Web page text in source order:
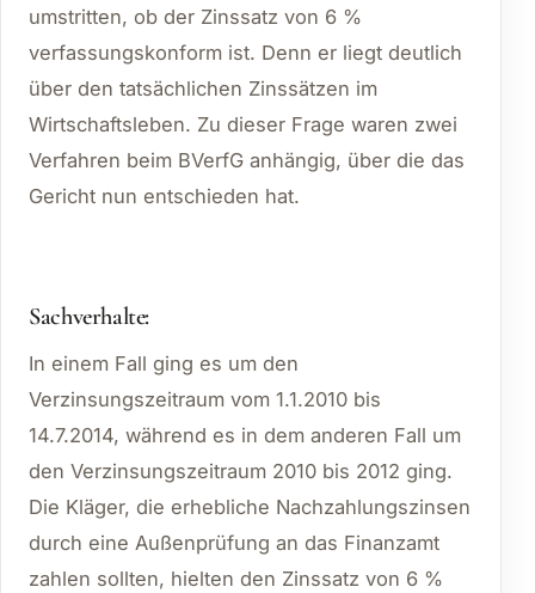
umstritten, ob der Zinssatz von 6 %
verfassungskonform ist. Denn er liegt deutlich
über den tatsächlichen Zinssätzen im
Wirtschaftsleben. Zu dieser Frage waren zwei
Verfahren beim BVerfG anhängig, über die das
Gericht nun entschieden hat.
Sachverhalte:
In einem Fall ging es um den
Verzinsungszeitraum vom 1.1.2010 bis
14.7.2014, während es in dem anderen Fall um
den Verzinsungszeitraum 2010 bis 2012 ging.
Die Kläger, die erhebliche Nachzahlungszinsen
durch eine Außenprüfung an das Finanzamt
zahlen sollten, hielten den Zinssatz von 6 %